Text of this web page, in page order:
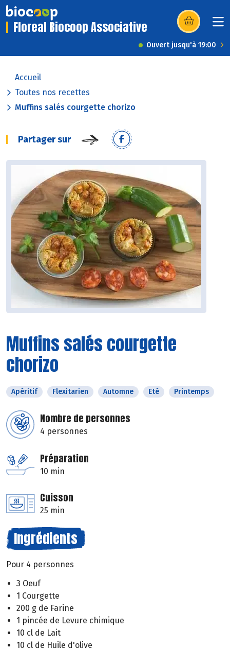
Floreal Biocoop Associative (s’ouvre dans
Ouvert jusqu'à 19:00
Accueil
Toutes nos recettes
Muffins salés courgette chorizo
Partager sur
Muffins salés courgette
chorizo
Apéritif Flexitarien Automne Eté Printemps
Nombre de personnes
4 personnes
Préparation
10 min
Cuisson
25 min
Ingrédients
Pour 4 personnes
3 Oeuf
1 Courgette
200 g de Farine
1 pincée de Levure chimique
10 cl de Lait
10 cl de Huile d'olive